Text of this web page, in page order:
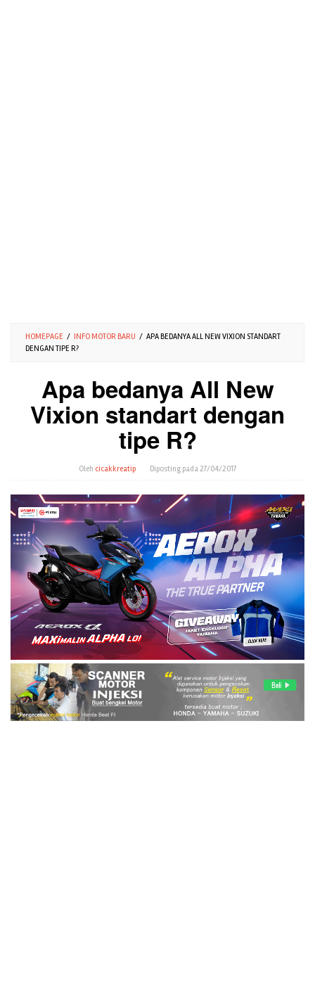
HOMEPAGE / INFO MOTOR BARU / APA BEDANYA ALL NEW VIXION STANDART
DENGAN TIPE R?
Apa bedanya All New
Vixion standart dengan
tipe R?
Oleh cicakkreatip Diposting pada27/04/2017